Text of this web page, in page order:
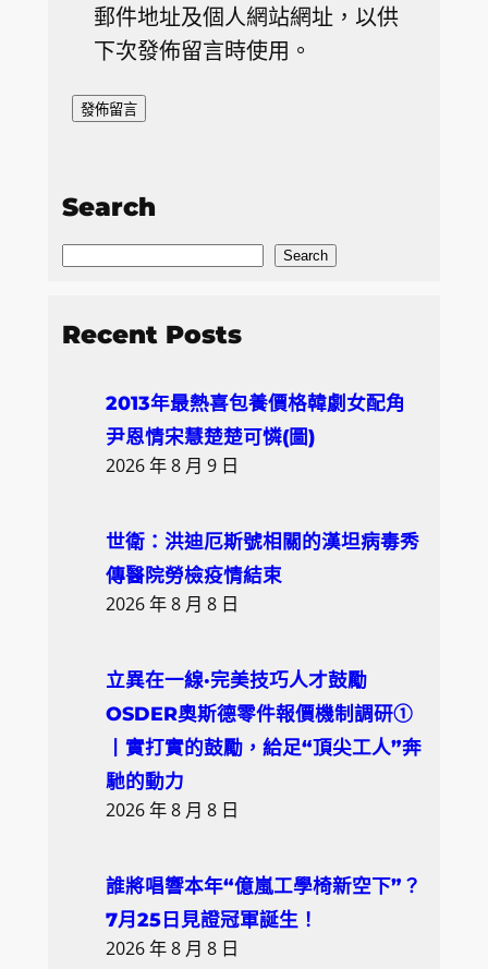
郵件地址及個人網站網址，以供
下次發佈留言時使用。
Search
S
a
Search
Recent Posts
2013年最熱喜包養價格韓劇女配角
尹恩情宋慧楚楚可憐(圖)
2026 年 8 月 9 日
世衛：洪迪厄斯號相關的漢坦病毒秀
傳醫院勞檢疫情結束
2026 年 8 月 8 日
立異在一線·完美技巧人才鼓勵
OSDER奧斯德零件報價機制調研①
丨實打實的鼓勵，給足“頂尖工人”奔
馳的動力
2026 年 8 月 8 日
誰將唱響本年“億嵐工學椅新空下”？
7月25日見證冠軍誕生！
2026 年 8 月 8 日